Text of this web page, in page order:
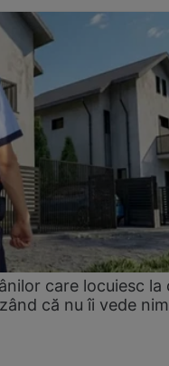
care locuiesc la
că nu îi vede